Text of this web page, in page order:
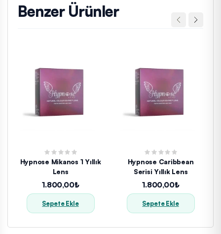
Benzer Ürünler
Hypnose Mikanos 1 Yıllık
Lens
1.800,00₺
Sepete Ekle
Hypnose Caribbean
Serisi Yıllık Lens
1.800,00₺
Sepete Ekle